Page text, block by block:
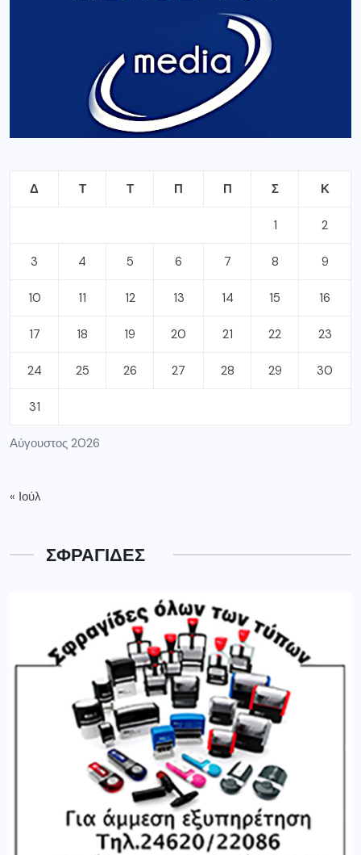
Αύγουστος 2026
Δ Τ Τ Π Π Σ Κ
1 2
3 4 5 6 7 8 9
10 11 12 13 14 15 16
17 18 19 20 21 22 23
24 25 26 27 28 29 30
31
« Ιούλ
ΣΦΡΑΓΙΔΕΣ